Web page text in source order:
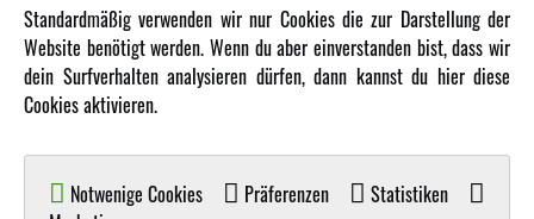
Amewi Construction - Nutzfahrzeuge
Malinos - Die kreative Seite von Amewi
Werden Sie Amewi Händler
Standardmäßig verwenden wir nur Cookies die zur Darstellung der
Website benötigt werden. Wenn du aber einverstanden bist, dass wir
dein Surfverhalten analysieren dürfen, dann kannst du hier diese
Cookies aktivieren.
Notwenige Cookies Präferenzen
Statistiken